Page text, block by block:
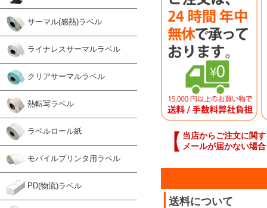
サーマル(感熱)ラベル
ライナレスサーマルラベル
クリアサーマルラベル
熱転写ラベル
ラベルロール紙
モバイルプリンタ用ラベル
PD(物流)ラベル
【 当店からご注文に関
メールが届かない場合
送料について